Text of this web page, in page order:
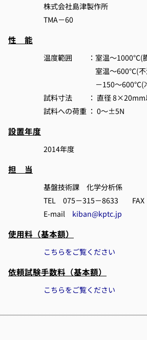
株式会社島津製作所
TMA－60
性 能
温度範囲 ：室温～1000℃(
室温～600℃(不活性ガ
－150～600℃(冷却
試料寸法 ： 直径 8×20mm
試料への荷重 ： 0～±5N
設置年度
2014年度
担 当
基盤技術課 化学分析係
TEL 075－315－8633 FAX
E-mail kiban@kptc.jp
使用料（基本額）
こちらをご覧ください
依頼試験手数料（基本額）
こちらをご覧ください